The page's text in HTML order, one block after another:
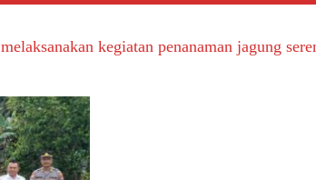
kegiatan penanaman jagung